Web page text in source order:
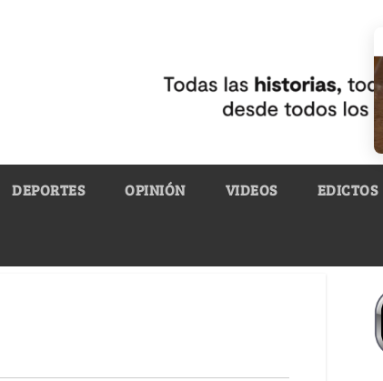
DEPORTES OPINIÓN VIDEOS EDICTOS